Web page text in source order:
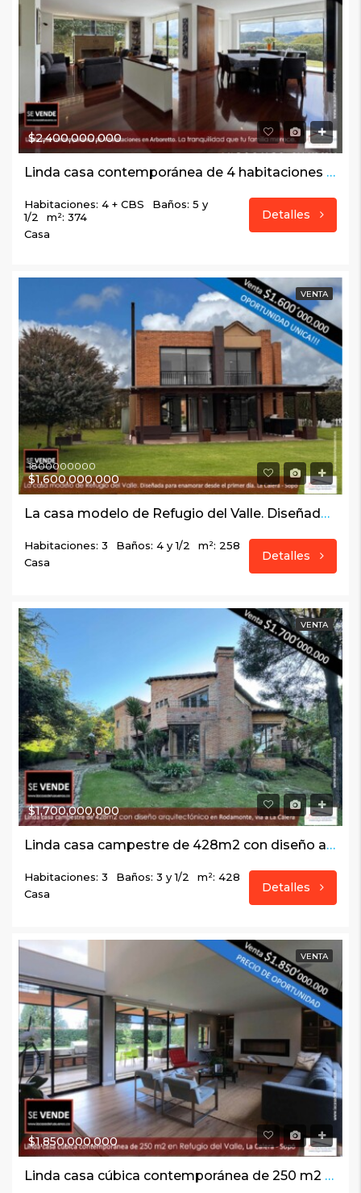
$2,400,000,000
Linda casa contemporánea de 4 habitaciones en Arboretto. La tranquilidad que tu familia merece.
Habitaciones: 4 + CBS
Baños: 5 y
1/2
m²: 374
Casa
Detalles
VENTA
1800000000
$1,600,000,000
La casa modelo de Refugio del Valle. Diseñada para enamorar desde el primer día. La Calera – Sopó
Habitaciones: 3 Baños: 4 y 1/2
m²: 258
Casa
Detalles
VENTA
$1,700,000,000
Linda casa campestre de 428m2 con diseño arquitectónico en Rodamonte, vía a La Calera
Habitaciones: 3 Baños: 3 y 1/2
m²: 428
Casa
Detalles
VENTA
$1,850,000,000
Linda casa cúbica contemporánea de 250 m2 en Refugio del Valle, La Calera – Sopó